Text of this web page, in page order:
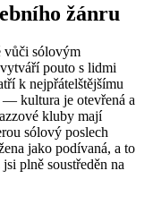
žánru
vůči sólovým
pouto s lidmi
k nejpřátelštějšímu
— kultura je otevřená a
kluby mají
sólový poslech
jako podívaná, a to
plně soustředěn na